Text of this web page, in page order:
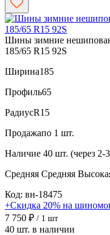
Шины зимние
185/65 R15 92S
Ширина185
Профиль65
РадиусR15
Продажапо 1 шт.
Наличие 40 шт. (через 2-
Средняя Средняя
Код: вн-18475
+Скидка 20% на
7 750 ₽ / 1 шт
40 шт. в наличии